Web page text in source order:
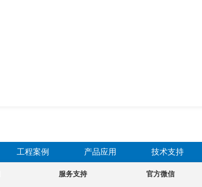
工程案例 产品应用 技术支持
服务支持 官方微信